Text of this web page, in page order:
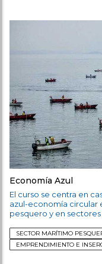
Economía Azul
El curso se centra en
azul-economía circular
pesquero y en
ecoetiquetado de
SECTOR MARÍTIMO
EMPRENDIMIENTO E